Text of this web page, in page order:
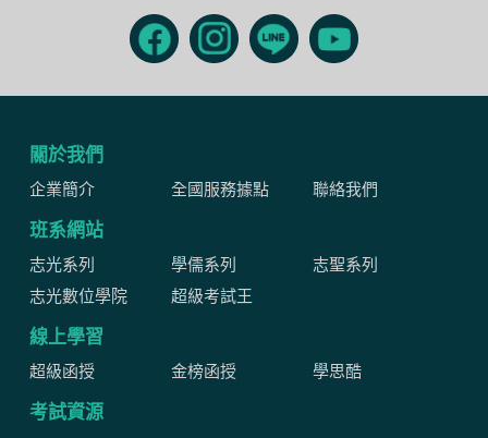
關於我們
企業簡介 全國服務據點 聯絡我們
班系網站
志光系列 學儒系列
志聖系列
志光數位學院
超級考試王
線上學習
超級函授 金榜函授 學思酷
考試資源